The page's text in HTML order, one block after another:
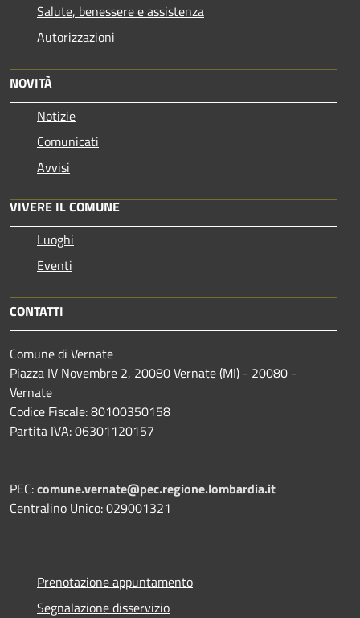
Salute, benessere e assistenza
Autorizzazioni
NOVITÀ
Notizie
Comunicati
Avvisi
VIVERE IL COMUNE
Luoghi
Eventi
CONTATTI
Comune di Vernate
Piazza IV Novembre 2, 20080 Vernate (MI) - 20080 -
Vernate
Codice Fiscale: 80100350158
Partita IVA: 06301120157
PEC:comune.vernate@pec.regione.lombardia.it
Centralino Unico: 029001321
Prenotazione appuntamento
Segnalazione disservizio